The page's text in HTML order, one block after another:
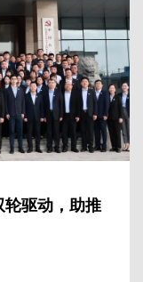
轮驱动，助推